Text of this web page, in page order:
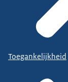
Toegankelijkheid